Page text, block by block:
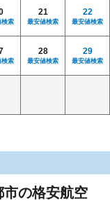
検索
21
最安値検索
22
最安値検索
検索
28
最安値検索
29
最安値検索
市の格安航空